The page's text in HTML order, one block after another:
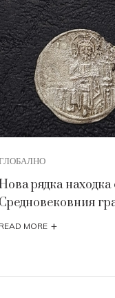
рядка находка
Средновековния
READ MORE +